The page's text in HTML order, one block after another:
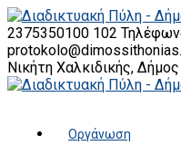
2375350100 102
Νικήτη Χαλκιδικής,
Οργάνωση